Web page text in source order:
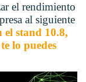
el rendimiento
al siguiente
el stand 10.8,
lo puedes